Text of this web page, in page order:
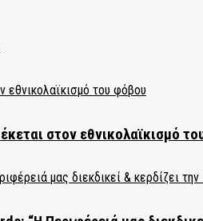
στον εθνικολαϊκισμό